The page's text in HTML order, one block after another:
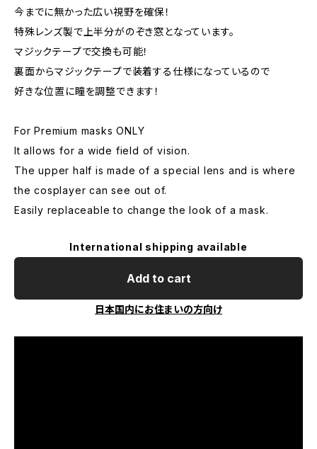
今までに無かった広い視野を確保！
特殊レンズ製で上半分がのぞき窓となっています。
マジックテープで交換も可能！
裏面からマジックテープで装着する仕様になっているので
好きな位置に瞳を調整できます！
For Premium masks ONLY
It allows for a wide field of vision.
The upper half is made of a special lens and is where
the cosplayer can see out of.
Easily replaceable to change the look of a mask.
International shipping available
Add to cart
日本国内にお住まいの方向け